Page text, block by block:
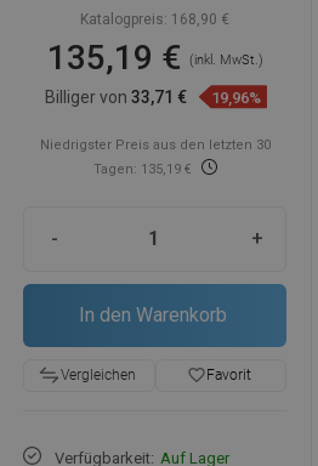
40109011B
Katalogpreis: 168,90 €
135,19 € (inkl. MwSt.)
Billiger von 33,71 € 19,96%
Niedrigster Preis aus den letzten 30
Tagen: 135,19 €
- +
In den Warenkorb
Vergleichen favorite_borderFavorit
Verfügbarkeit: Auf Lager